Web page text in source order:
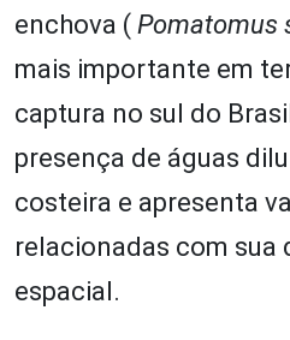
enchova ( Pomatomus
mais importante em
captura no sul do
presença de águas
costeira e apresenta
relacionadas com sua
espacial.